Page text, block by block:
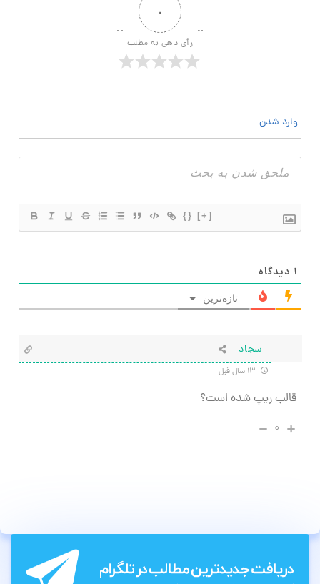
۰
رأی دهی به مطلب
وارد شدن
{} [+]
۱ دیدگاه
تازه‌ترین
سجاد
قالب ریپ شده است؟
۰